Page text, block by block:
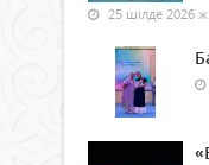
25 шілде 2026 ж.